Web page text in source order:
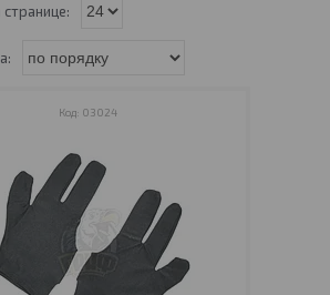
03024